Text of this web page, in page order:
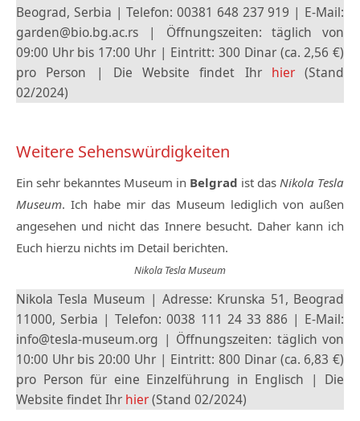
Beograd, Serbia | Telefon: 00381 648 237 919 | E-Mail:
garden@bio.bg.ac.rs | Öffnungszeiten: täglich von
09:00 Uhr bis 17:00 Uhr | Eintritt: 300 Dinar (ca. 2,56 €)
pro Person | Die Website findet Ihr hier(Stand
02/2024)
Weitere Sehenswürdigkeiten
Ein sehr bekanntes Museum in Belgrad ist das Nikola Tesla
Museum. Ich habe mir das Museum lediglich von außen
angesehen und nicht das Innere besucht. Daher kann ich
Euch hierzu nichts im Detail berichten.
Nikola Tesla Museum
Nikola Tesla Museum | Adresse: Krunska 51, Beograd
11000, Serbia | Telefon: 0038 111 24 33 886 | E-Mail:
info@tesla-museum.org | Öffnungszeiten: täglich von
10:00 Uhr bis 20:00 Uhr | Eintritt: 800 Dinar (ca. 6,83 €)
pro Person für eine Einzelführung in Englisch | Die
Website findet Ihr hier(Stand 02/2024)